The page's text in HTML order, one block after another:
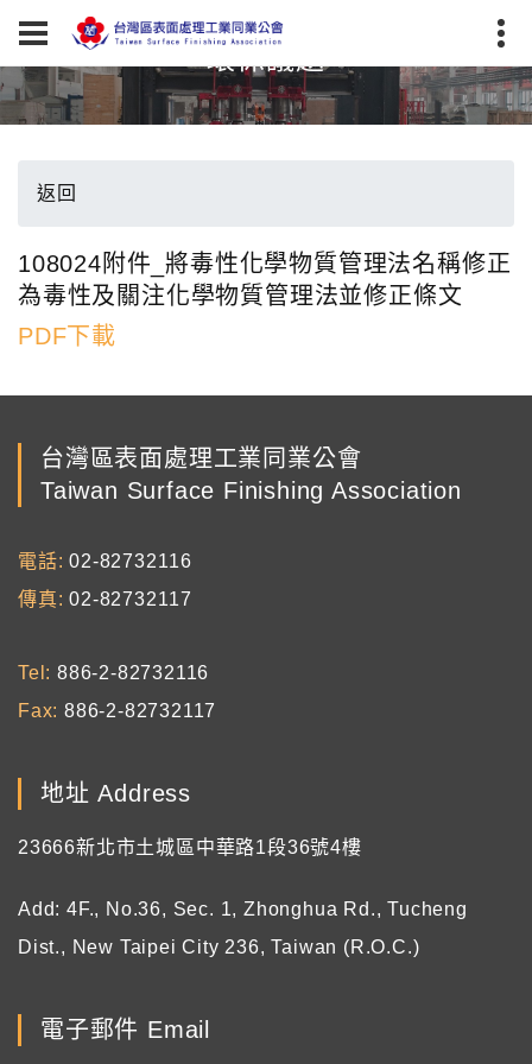
環保議題
返回
108024附件_將毒性化學物質管理法名稱修正
為毒性及關注化學物質管理法並修正條文
PDF下載
台灣區表面處理工業同業公會
Taiwan Surface Finishing Association
電話
02-82732116
傳真
02-82732117
Tel
886-2-82732116
Fax 886-2-82732117
地址 Address
23666新北市土城區中華路1段36號4樓
Add: 4F., No.36, Sec. 1, Zhonghua Rd., Tucheng
Dist., New Taipei City 236, Taiwan (R.O.C.)
電子郵件 Email